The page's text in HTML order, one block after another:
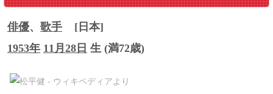
俳優、 歌手
[日本]
1953年 11月28日 生 (満72歳)